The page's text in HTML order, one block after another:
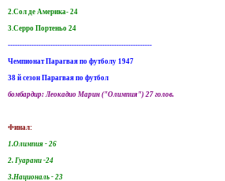
2.Сол де Америка- 24
3.Серро Портеньо 24
-------------------------------------------------------------
Чемпионат Парагвая по футболу 1947
38 й сезон Парагвая по футбол
бомбардир: Леокадио Марин ("Олимпия") 27 голов.
Финал:
1.Олимпия - 26
2. Гуарани -24
3.Националь - 23